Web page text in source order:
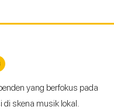
yang berfokus pada
di skena musik lokal.